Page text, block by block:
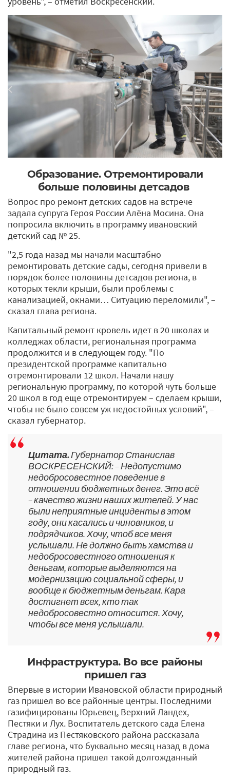
Образование. Отремонтировали
больше половины детсадов
Вопрос про ремонт детских садов на встрече
задала супруга Героя России Алёна Мосина. Она
попросила включить в программу ивановский
детский сад № 25.
"2,5 года назад мы начали масштабно
ремонтировать детские сады, сегодня привели в
порядок более половины детсадов региона, в
которых текли крыши, были проблемы с
канализацией, окнами… Ситуацию переломили", –
сказал глава региона.
Капитальный ремонт кровель идет в 20 школах и
колледжах области, региональная программа
продолжится и в следующем году. "По
президентской программе капитально
отремонтировали 12 школ. Начали нашу
региональную программу, по которой чуть больше
20 школ в год еще отремонтируем – сделаем крыши,
чтобы не было совсем уж недостойных условий", –
сказал губернатор.
Цитата.Губернатор Станислав
ВОСКРЕСЕНСКИЙ: – Недопустимо
недобросовестное поведение в
отношении бюджетных денег. Это всё
– качество жизни наших жителей. У нас
были неприятные инциденты в этом
году, они касались и чиновников, и
подрядчиков. Хочу, чтоб все меня
услышали. Не должно быть хамства и
недобросовестного отношения к
деньгам, которые выделяются на
модернизацию социальной сферы, и
вообще к бюджетным деньгам. Кара
достигнет всех, кто так
недобросовестно относится. Хочу,
чтобы все меня услышали.
Инфраструктура. Во все районы
пришел газ
Впервые в истории Ивановской области природный
газ пришел во все районные центры. Последними
газифицированы Юрьевец, Верхний Ландех,
Пестяки и Лух. Воспитатель детского сада Елена
Страдина из Пестяковского района рассказала
главе региона, что буквально месяц назад в дома
жителей района пришел такой долгожданный
природный газ.